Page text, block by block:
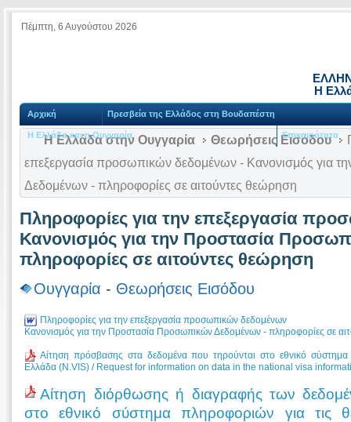
Πέμπτη, 6 Αυγούστου 2026
Η
Αρχική Πρεσβεία της Ελλάδος στη Βουδαπέστη
Η Ελλάδα και η Ουγγαρία Επικαιρότητα
Η Ελλάδα στην Ουγγαρία Θεωρήσεις Εισόδου
επεξεργασία προσωπικών δεδομένων - Κανονισμός για
Δεδομένων - πληροφορίες σε αιτούντες θεώρηση
Πληροφορίες για την επεξεργασία
Κανονισμός για την Προστασία
πληροφορίες σε αιτούντες θεώρηση
Ουγγαρία - Θεωρήσεις Εισόδου
Πληροφορίες για την επεξεργασία προσωπικών δεδομένων
Κανονισμός για την Προστασία Προσωπικών Δεδομένων - πληροφορίες σε
Αίτηση πρόσβασης στα δεδομένα που τηρούνται στο εθνικό σύστημα
Ελλάδα (N.VIS) / Request for information on data in the national visa
Αίτηση διόρθωσης ή διαγραφής των
στο εθνικό σύστημα πληροφοριών για τις